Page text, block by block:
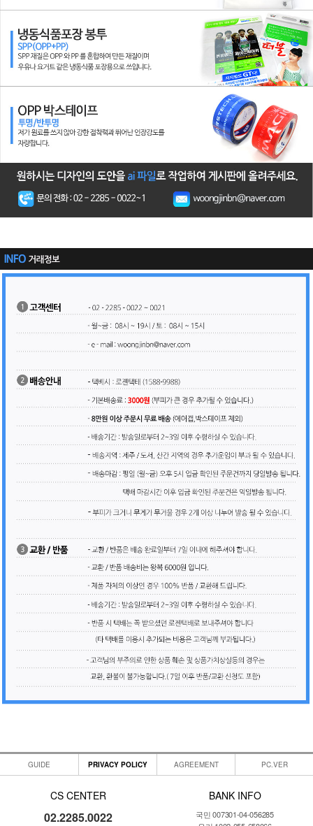
GUIDE PRIVACY POLICY AGREEMENT PC.VER
CS CENTER
02.2285.0022
BANK INFO
국민 007301-04-056285